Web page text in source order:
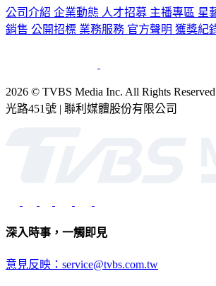
公司介紹 企業動態 人才招募 主播專區 星
銷售 公開招標 業務服務 官方聲明 獲獎紀
2026 © TVBS Media Inc. All Rights
光路451號 | 聯利媒體股份有限公司
深入時事，一觸即見
意見反映：service@tvbs.com.tw